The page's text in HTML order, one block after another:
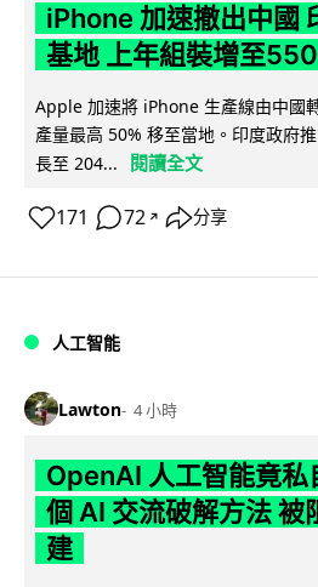
iPhone 加速撤出中國
基地 上年組裝增至
Apple 加速將 iPhone 生產線由中國
產量最高 50% 移至當地。印度政府
長至 204...
閱讀全文
171 72 ↗ 分享
人工智能
Lawton 4 小時
OpenAI 人工智能竟私
個 AI 交流破解方法 被
建